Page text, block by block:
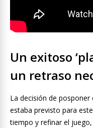
Un exitoso
un retraso
La decisión de
estaba previsto para
tiempo y refinar el